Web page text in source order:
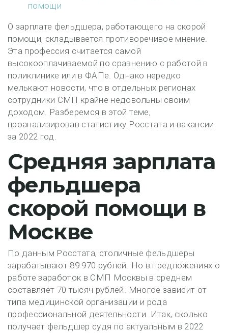
помощи
О зарплате фельдшера, работающего на скорой
помощи, складывается противоречивое мнение.
Эта профессия считается самой
высокооплачиваемой по сравнению с работой в
поликлинике или в ФАПе. Однако нередко
мелькают новости, что в отдельных регионах
сотрудники СМП крайне недовольны своим
доходом. Разберемся в этой теме,
проанализировав статистику Росстата и вакансии
за 2022 год.
Средняя зарплата
фельдшера
скорой помощи в
Москве
По данным Росстата, столичные фельдшеры
зарабатывают 89 970 рублей. Но в предложениях о
работе заработок в СМП Москвы в среднем
составляет 70 тысяч рублей. Многое зависит от
типа медицинской организации и рода
профессиональной деятельности. Итак, сколько
получает фельдшер судя по актуальным в 2022